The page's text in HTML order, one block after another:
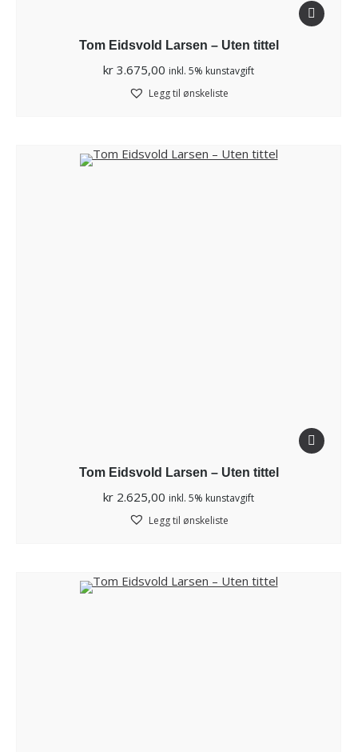
Tom Eidsvold Larsen – Uten tittel
kr 3.675,00 inkl. 5% kunstavgift
Legg til ønskeliste
Tom Eidsvold Larsen – Uten tittel
kr 2.625,00 inkl. 5% kunstavgift
Legg til ønskeliste